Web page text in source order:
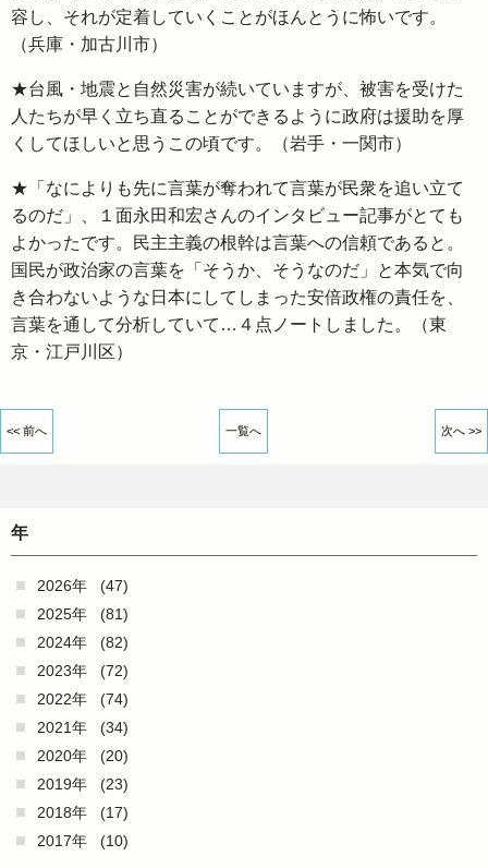
容し、それが定着していくことがほんとうに怖いです。
（兵庫・加古川市）
★台風・地震と自然災害が続いていますが、被害を受けた
人たちが早く立ち直ることができるように政府は援助を厚
くしてほしいと思うこの頃です。（岩手・一関市）
★「なによりも先に言葉が奪われて言葉が民衆を追い立て
るのだ」、１面永田和宏さんのインタビュー記事がとても
よかったです。民主主義の根幹は言葉への信頼であると。
国民が政治家の言葉を「そうか、そうなのだ」と本気で向
き合わないような日本にしてしまった安倍政権の責任を、
言葉を通して分析していて…４点ノートしました。（東
京・江戸川区）
<< 前へ 一覧へ 次へ >>
年
2026年
(47)
2025年
(81)
2024年
(82)
2023年
(72)
2022年
(74)
2021年
(34)
2020年
(20)
2019年
(23)
2018年
(17)
2017年
(10)